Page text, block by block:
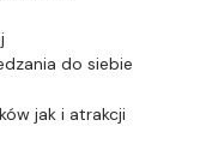
do siebie
jak i atrakcji